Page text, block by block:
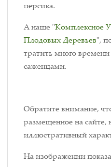
персика.
А наше "Комплексное
Плодовых Деревьев",
тратить много
саженцами.
Обратите внимание,
размещенное на сайте,
иллюстративный
На изображении